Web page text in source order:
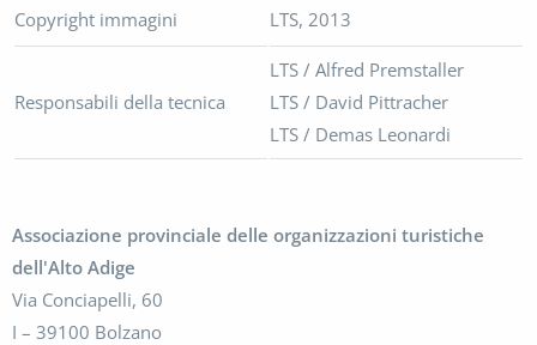
Copyright immagini LTS, 2013
Responsabili della tecnica
LTS / Alfred Premstaller
LTS / David Pittracher
LTS / Demas Leonardi
Associazione provinciale delle organizzazioni turistiche
dell'Alto Adige
Via Conciapelli, 60
I – 39100 Bolzano